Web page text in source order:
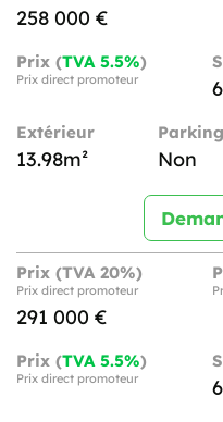
258 000 €
Prix (TVA 5.5%)
Prix direct promoteur
Extérieur
13.98m² Non
Prix (TVA 20%)
Prix direct promoteur
291 000 €
Prix (TVA 5.5%)
Prix direct promoteur